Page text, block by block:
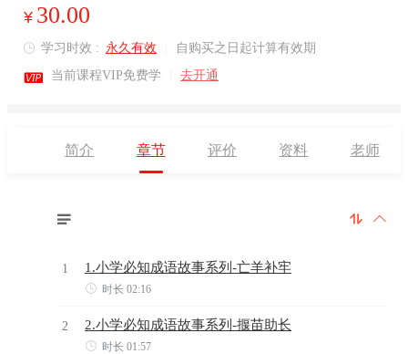
¥ 30.00
 学习时效 : 永久有效 自购买之日起计算有效期
 当前课程VIP免费学 去开通
简介 章节 评价 资料 老师
 

1 1.小学必知成语故事系列-亡羊补牢
 时长 02:16
2 2.小学必知成语故事系列-揠苗助长
 时长 01:57